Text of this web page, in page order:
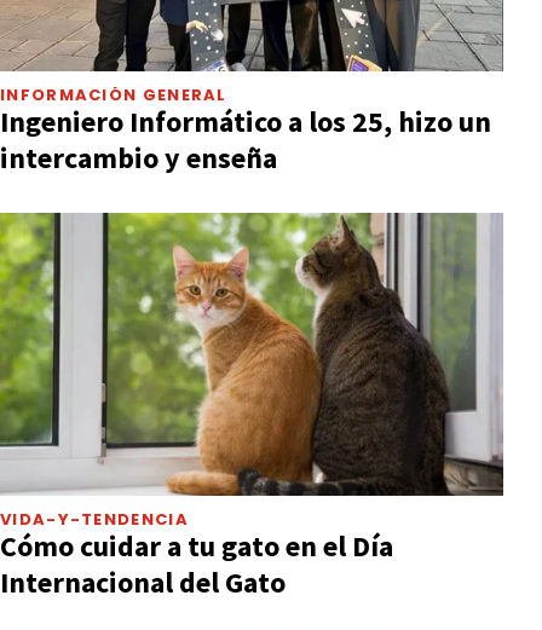
INFORMACIÓN GENERAL
Ingeniero Informático a los 25, hizo un
intercambio y enseña
VIDA-Y-TENDENCIA
Cómo cuidar a tu gato en el Día
Internacional del Gato